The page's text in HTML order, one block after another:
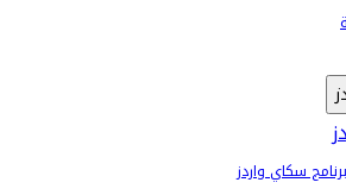
سكاي واردز